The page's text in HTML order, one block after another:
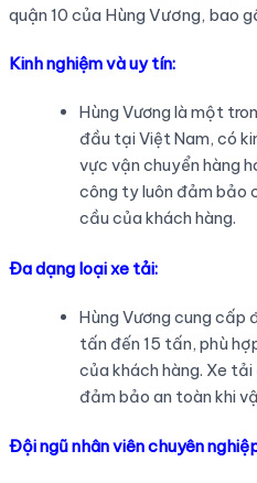
quận 10 của Hùng Vương, bao
Kinh nghiệm và uy tín:
Hùng Vương là một
đầu tại Việt Nam, có
vực vận chuyển hàng
công ty luôn đảm bảo
cầu của khách hàng.
Đa dạng loại xe tải:
Hùng Vương cung cấp
tấn đến 15 tấn, phù
của khách hàng. Xe
đảm bảo an toàn khi
Đội ngũ nhân viên chuyên